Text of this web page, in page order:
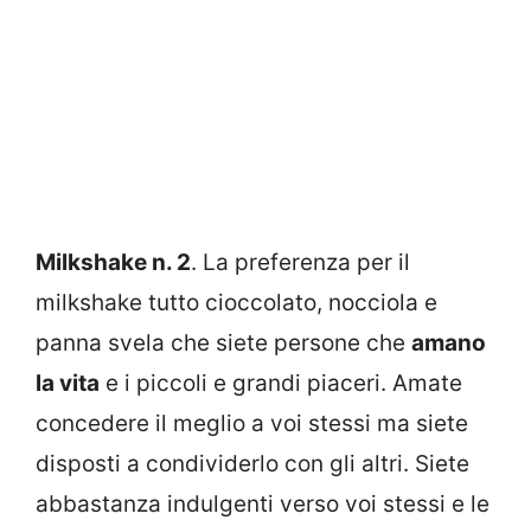
Milkshake n. 2. La preferenza per il
milkshake tutto cioccolato, nocciola e
panna svela che siete persone che amano
la vita e i piccoli e grandi piaceri. Amate
concedere il meglio a voi stessi ma siete
disposti a condividerlo con gli altri. Siete
abbastanza indulgenti verso voi stessi e le